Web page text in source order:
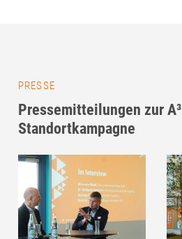
PRESSE
Pressemitteilungen zur A³
Standortkampagne